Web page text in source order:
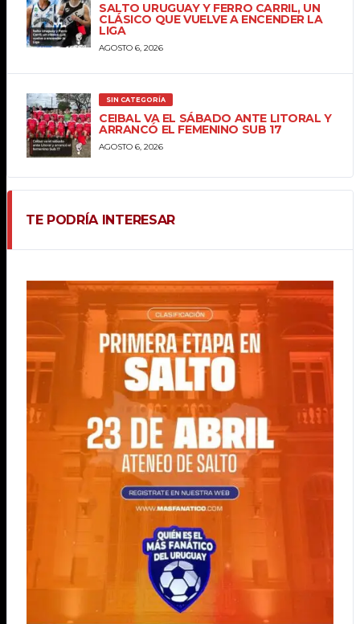
SALTO URUGUAY Y FERRO CARRIL, UN
CLÁSICO QUE VUELVE A ENCENDER LA
LIGA
AGOSTO 6, 2026
SIN CATEGORÍA
CEIBAL VA EL SÁBADO ANTE LITORAL Y
ARRANCÓ EL FEMENINO SUB 17
AGOSTO 6, 2026
TE PODRÍA INTERESAR